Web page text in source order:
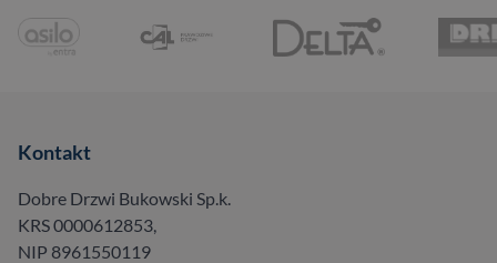
Kontakt
Dobre Drzwi Bukowski Sp.k.
KRS 0000612853,
NIP 8961550119